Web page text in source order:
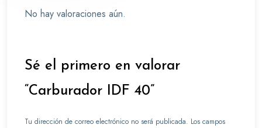
No hay valoraciones aún.
Sé el primero en valorar
“Carburador IDF 40”
Tu dirección de correo electrónico no será publicada. Los campos